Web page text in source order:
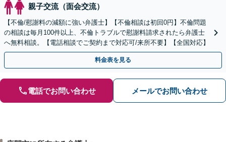
親子交流（面会交流）
【不倫/慰謝料の減額に強い弁護士】【不倫相談は初回0円】不倫問題
の相談は毎月100件以上、不倫トラブルで慰謝料請求されたら弁護士
へ無料相談。【電話相談でご契約まで対応可/来所不要】【全国対応】
料金表を見る
電話でお問い合わせ メールでお問い合わせ